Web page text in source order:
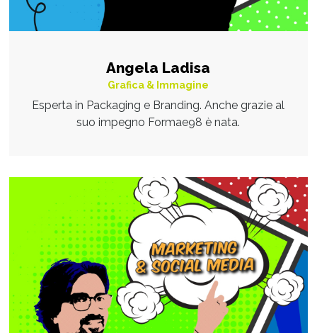
Angela Ladisa
Grafica & Immagine
Esperta in Packaging e Branding. Anche grazie al
suo impegno Formae98 è nata.